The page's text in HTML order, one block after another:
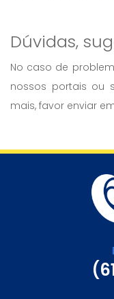
Dúvidas,
No caso de
nossos portais ou
mais, favor enviar